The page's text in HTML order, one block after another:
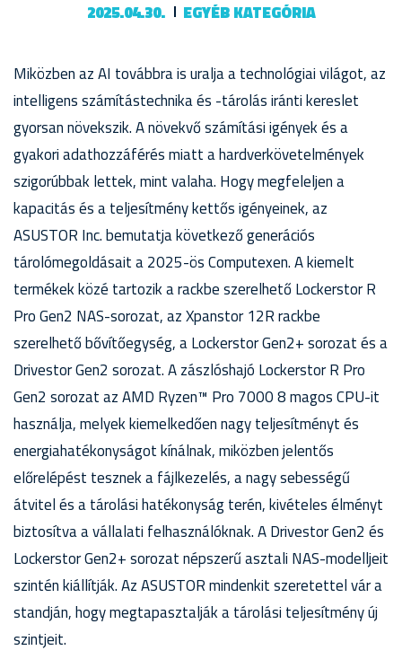
2025.04.30. EGYÉB KATEGÓRIA
Miközben az AI továbbra is uralja a technológiai világot, az
intelligens számítástechnika és -tárolás iránti kereslet
gyorsan növekszik. A növekvő számítási igények és a
gyakori adathozzáférés miatt a hardverkövetelmények
szigorúbbak lettek, mint valaha. Hogy megfeleljen a
kapacitás és a teljesítmény kettős igényeinek, az
ASUSTOR Inc. bemutatja következő generációs
tárolómegoldásait a 2025-ös Computexen. A kiemelt
termékek közé tartozik a rackbe szerelhető Lockerstor R
Pro Gen2 NAS-sorozat, az Xpanstor 12R rackbe
szerelhető bővítőegység, a Lockerstor Gen2+ sorozat és a
Drivestor Gen2 sorozat. A zászlóshajó Lockerstor R Pro
Gen2 sorozat az AMD Ryzen™ Pro 7000 8 magos CPU-it
használja, melyek kiemelkedően nagy teljesítményt és
energiahatékonyságot kínálnak, miközben jelentős
előrelépést tesznek a fájlkezelés, a nagy sebességű
átvitel és a tárolási hatékonyság terén, kivételes élményt
biztosítva a vállalati felhasználóknak. A Drivestor Gen2 és
Lockerstor Gen2+ sorozat népszerű asztali NAS-modelljeit
szintén kiállítják. Az ASUSTOR mindenkit szeretettel vár a
standján, hogy megtapasztalják a tárolási teljesítmény új
szintjeit.